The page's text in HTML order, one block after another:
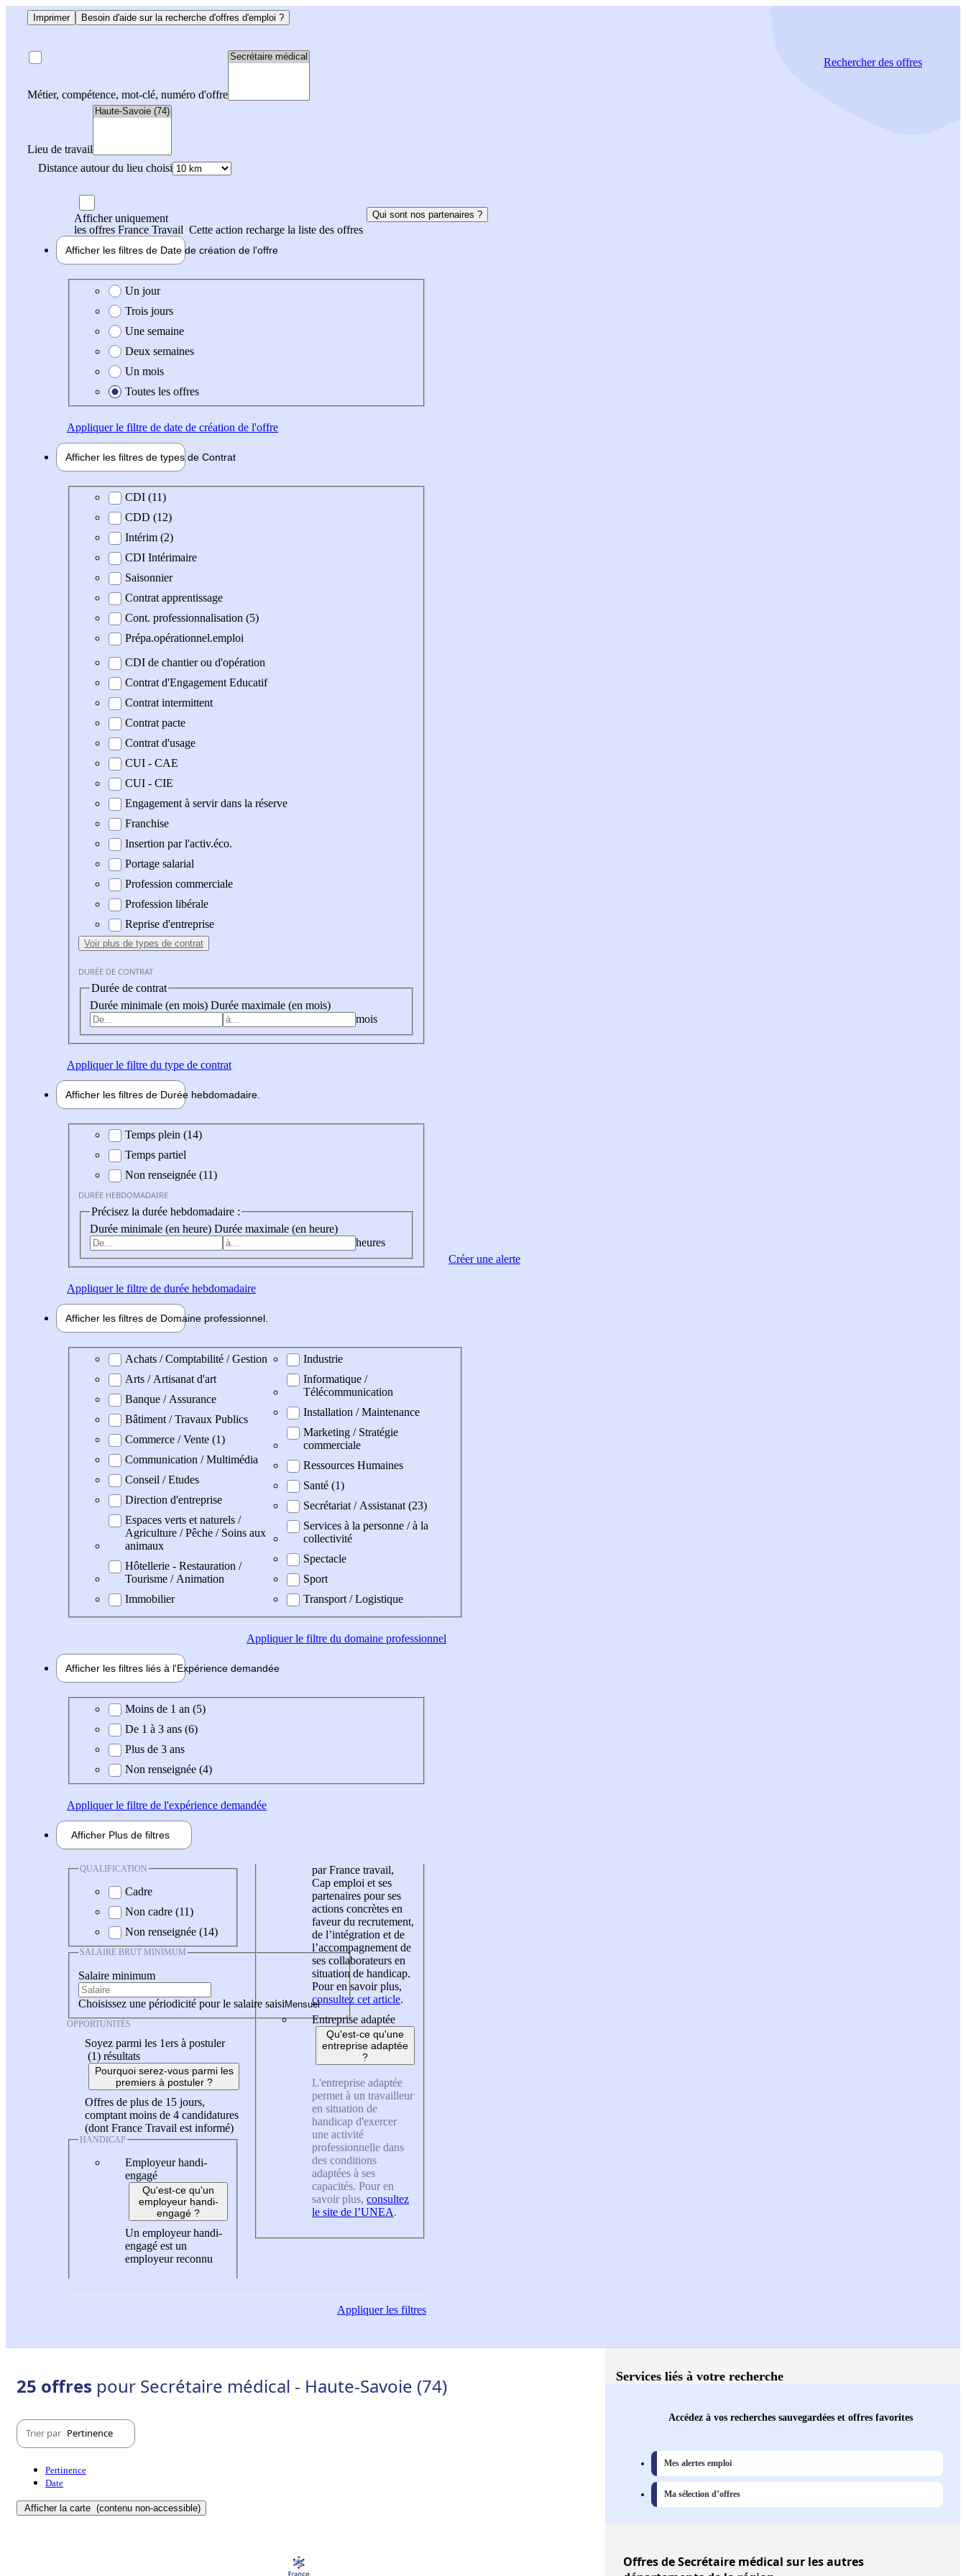
Imprimer Besoin d'aide sur la recherche d'offres d'emploi ?
Métier, compétence, mot-clé, numéro d'offre
Lieu de travail
Distance autour du lieu choisi
Rechercherdes offres
Afficher uniquement
les offres France Travail Cette action recharge la liste des offres
Qui sont nos partenaires ?
Afficher les filtres de Date de création de l'offre
Date de création de l'offre
Un jour
Trois jours
Une semaine
Deux semaines
Un mois
Toutes les offres
Appliquerle filtre de date de création de l'offre
Afficher les filtres de types de Contrat
Type de contratCDI (11)
CDD (12)
Intérim (2)
CDI Intérimaire
Saisonnier
Contrat apprentissage
Cont. professionnalisation (5)
Prépa.opérationnel.emploi
CDI de chantier ou d'opération
Contrat d'Engagement Educatif
Contrat intermittent
Contrat pacte
Contrat d'usage
CUI - CAE
CUI - CIE
Engagement à servir dans la réserve
Franchise
Insertion par l'activ.éco.
Portage salarial
Profession commerciale
Profession libérale
Reprise d'entreprise
Voir plus de types de contrat
DURÉE DE CONTRAT
Durée de contrat
Durée minimale (en mois) Durée maximale (en mois)
mois
Appliquerle filtre du type de contrat
Afficher les filtres de Durée hebdomadaire
Durée hebdomadaire
Temps plein (14)
Temps partiel
Non renseignée (11)
DURÉE HEBDOMADAIRE
Précisez la durée hebdomadaire :
Durée minimale (en heure) Durée maximale (en heure)
heures
Appliquerle filtre de durée hebdomadaire
Afficher les filtres de Domaine professionnel
Domaine professionel
Achats / Comptabilité / Gestion
Arts / Artisanat d'art
Banque / Assurance
Bâtiment / Travaux Publics
Commerce / Vente (1)
Communication / Multimédia
Conseil / Etudes
Direction d'entreprise
Espaces verts et naturels /
Agriculture / Pêche / Soins aux
animaux
Hôtellerie - Restauration /
Tourisme / Animation
Immobilier
Industrie
Informatique /
Télécommunication
Installation / Maintenance
Marketing / Stratégie
commerciale
Ressources Humaines
Santé (1)
Secrétariat / Assistanat (23)
Services à la personne / à la
collectivité
Spectacle
Sport
Transport / Logistique
Appliquerle filtre du domaine professionnel
Afficher les filtres liés à l'Expérience demandée
Expérience demandée
Moins de 1 an (5)
De 1 à 3 ans (6)
Plus de 3 ans
Non renseignée (4)
Appliquerle filtre de l'expérience demandée
Afficher Plus de filtres
QUALIFICATION
Cadre
Non cadre (11)
Non renseignée (14)
SALAIRE BRUT MINIMUM
Salaire minimum
Choisissez une périodicité pour le salaire saisi
OPPORTUNITÉS
Soyez parmi les 1ers à postuler
(1) résultats
Pourquoi serez-vous parmi les
premiers à postuler ?
Offres de plus de 15 jours,
comptant moins de 4 candidatures
(dont France Travail est informé)
HANDICAP
Employeur handi-
engagé
Qu'est-ce qu'un
employeur handi-
engagé ?
Un employeur handi-
engagé est un
employeur reconnu
par France travail,
Cap emploi et ses
partenaires pour ses
actions concrètes en
faveur du recrutement,
de l’intégration et de
l’accompagnement de
ses collaborateurs en
situation de handicap.
Pour en savoir plus,
consultez cet article.
Entreprise adaptée
Qu'est-ce qu'une
entreprise adaptée
?
L'entreprise adaptée
permet à un travailleur
en situation de
handicap d'exercer
une activité
professionnelle dans
des conditions
adaptées à ses
capacités. Pour en
savoir plus, consultez
le site de l’UNEA.
Appliquerles filtres
Créer une alerte
25 offres pour Secrétaire médical - Haute-Savoie (74)
Trier par Pertinence
Pertinence
Date
Afficher la carte (contenu non-accessible)
Services liés à votre recherche
Accédez à vos recherches sauvegardées et offres favorites
Mes alertes emploi
Ma sélection d’offres
Offresde Secrétaire médical sur les autres